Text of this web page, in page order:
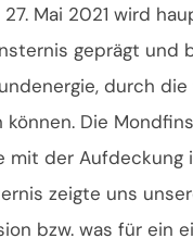
Mai 2021 wird
geprägt und
durch
Die
mit der Aufdeckung
zeigte uns
bzw. was für ein